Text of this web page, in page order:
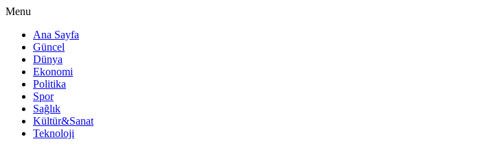
Menu
Ana Sayfa
Güncel
Dünya
Ekonomi
Politika
Spor
Sağlık
Kültür&Sanat
Teknoloji